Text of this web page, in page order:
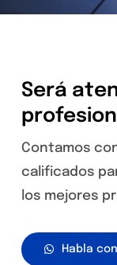
Será
Contamos
calificados
los mejores
Habla